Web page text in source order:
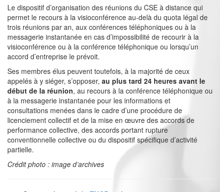
Le dispositif d’organisation des réunions du CSE à distance qui
permet le recours à la visioconférence au-delà du quota légal de
trois réunions par an, aux conférences téléphoniques ou à la
messagerie instantanée en cas d’impossibilité de recourir à la
visioconférence ou à la conférence téléphonique ou lorsqu’un
accord d’entreprise le prévoit.
Ses membres élus peuvent toutefois, à la majorité de ceux
appelés à y siéger, s’opposer, au plus tard 24 heures avant le
début de la réunion, au recours à la conférence téléphonique ou
à la messagerie instantanée pour les informations et
consultations menées dans le cadre d’une procédure de
licenciement collectif et de la mise en œuvre des accords de
performance collective, des accords portant rupture
conventionnelle collective ou du dispositif spécifique d’activité
partielle.
Crédit photo : image d’archives